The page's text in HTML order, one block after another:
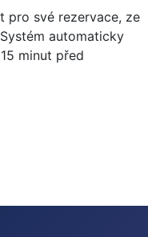
pro své rezervace, ze
automaticky
minut před